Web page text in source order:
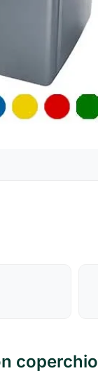
coperchio